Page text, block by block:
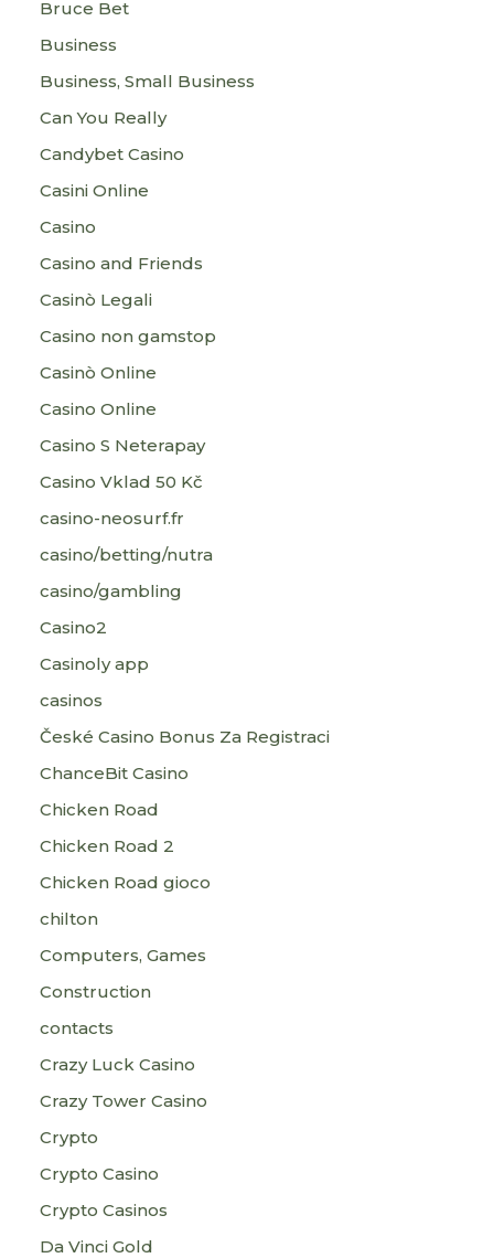
Bruce Bet
Business
Business, Small Business
Can You Really
Candybet Casino
Casini Online
Casino
Casino and Friends
Casinò Legali
Casino non gamstop
Casinò Online
Casino Online
Casino S Neterapay
Casino Vklad 50 Kč
casino-neosurf.fr
casino/betting/nutra
casino/gambling
Casino2
Casinoly app
casinos
České Casino Bonus Za Registraci
ChanceBit Casino
Chicken Road
Chicken Road 2
Chicken Road gioco
chilton
Computers, Games
Construction
contacts
Crazy Luck Casino
Crazy Tower Сasino
Crypto
Crypto Casino
Crypto Casinos
Da Vinci Gold